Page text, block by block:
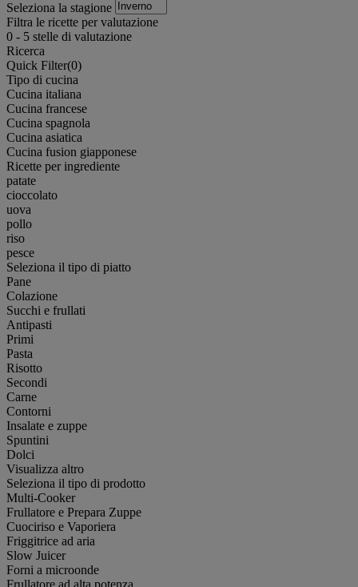
Seleziona la stagione
Filtra le ricette per valutazione
0 - 5 stelle di valutazione
Ricerca
Quick Filter(0)
Tipo di cucina
Cucina italiana
Cucina francese
Cucina spagnola
Cucina asiatica
Cucina fusion giapponese
Ricette per ingrediente
patate
cioccolato
uova
pollo
riso
pesce
Seleziona il tipo di piatto
Pane
Colazione
Succhi e frullati
Antipasti
Primi
Pasta
Risotto
Secondi
Carne
Contorni
Insalate e zuppe
Spuntini
Dolci
Visualizza altro
Seleziona il tipo di prodotto
Multi-Cooker
Frullatore e Prepara Zuppe
Cuociriso e Vaporiera
Friggitrice ad aria
Slow Juicer
Forni a microonde
Frullatore ad alta potenza